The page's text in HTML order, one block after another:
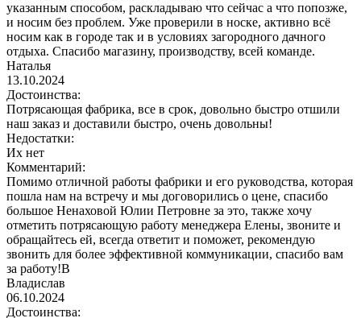
указанным способом, раскладываю что сейчас а что попозже,
и носим без проблем. Уже проверили в носке, активно всё
носим как в городе так и в условиях загородного дачного
отдыха. Спасибо магазину, производству, всей команде.
Наталья
13.10.2024
Достоинства:
Потрясающая фабрика, все в срок, довольно быстро отшили
наш заказ и доставили быстро, очень довольны!
Недостатки:
Их нет
Комментарий:
Помимо отличной работы фабрики и его руководства, которая
пошла нам на встречу и мы договорились о цене, спасибо
большое Ненаховой Юлии Петровне за это, также хочу
отметить потрясающую работу менеджера Елены, звоните и
обращайтесь ей, всегда ответит и поможет, рекомендую
звонить для более эффективной коммуникации, спасибо вам
за работу!В
Владислав
06.10.2024
Достоинства: